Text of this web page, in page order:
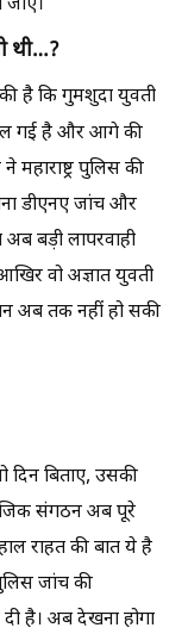
जाए।
थी…?
है कि गुमशुदा युवती
गई है और आगे की
महाराष्ट्र पुलिस की
डीएनए जांच और
बड़ी लापरवाही
वो अज्ञात युवती
अब तक नहीं हो सकी
बिताए, उसकी
संगठन अब पूरे
राहत की बात ये है
जांच की
है। अब देखना होगा